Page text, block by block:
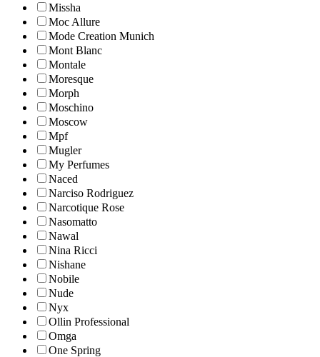
Missha
Moc Allure
Mode Creation Munich
Mont Blanc
Montale
Moresque
Morph
Moschino
Moscow
Mpf
Mugler
My Perfumes
Naced
Narciso Rodriguez
Narcotique Rose
Nasomatto
Nawal
Nina Ricci
Nishane
Nobile
Nude
Nyx
Ollin Professional
Omga
One Spring